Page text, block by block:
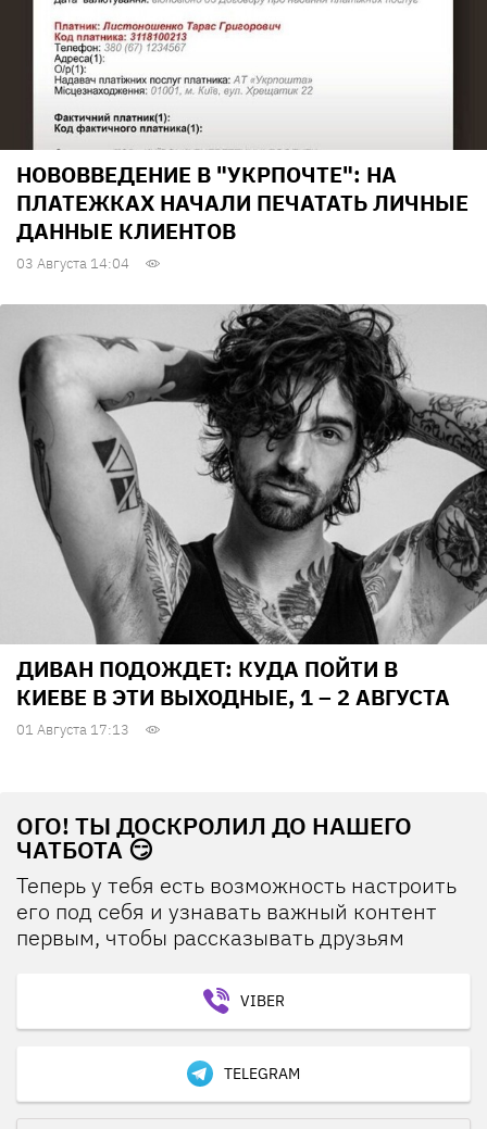
НОВОВВЕДЕНИЕ В "УКРПОЧТЕ": НА
ПЛАТЕЖКАХ НАЧАЛИ ПЕЧАТАТЬ ЛИЧНЫЕ
ДАННЫЕ КЛИЕНТОВ
03 Августа 14:04
ДИВАН ПОДОЖДЕТ: КУДА ПОЙТИ В
КИЕВЕ В ЭТИ ВЫХОДНЫЕ, 1 – 2 АВГУСТА
01 Августа 17:13
ОГО! ТЫ ДОСКРОЛИЛ ДО НАШЕГО
ЧАТБОТА 😏
Теперь у тебя есть возможность настроить
его под себя и узнавать важный контент
первым, чтобы рассказывать друзьям
VIBER
TELEGRAM